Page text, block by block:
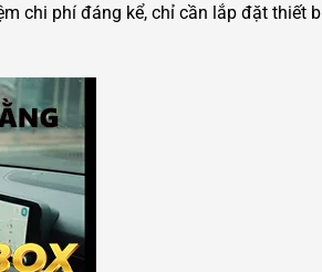
chi phí đáng kể, chỉ cần lắp đặt thiết